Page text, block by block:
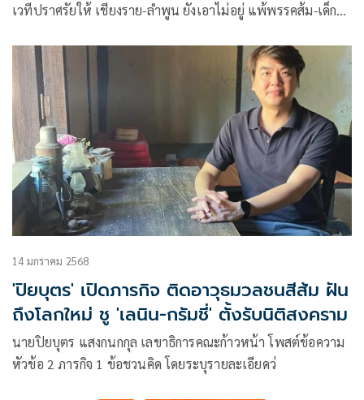
เวทีปราศรัยให้ เชียงราย-ลำพูน ยังเอาไม่อยู่ แพ้พรรคส้ม-เด็ก
วรรณ” เข้ายุคขาลง เอ็กซ์เรย์รายจังหวัด “บ้านใหญ่”ยึดเรียบ
ตามคาด
14 มกราคม 2568
'ปิยบุตร' เปิดภารกิจ ติดอาวุธมวลชนสีส้ม ฝัน
ถึงโลกใหม่ ชู 'เลนิน-กรัมชี่' ตั้งรับนิติสงคราม
นายปิยบุตร แสงกนกกุล เลขาธิการคณะก้าวหน้า โพสต์ข้อความ
หัวข้อ 2 ภารกิจ 1 ข้อชวนคิด โดยระบุรายละเอียดว่